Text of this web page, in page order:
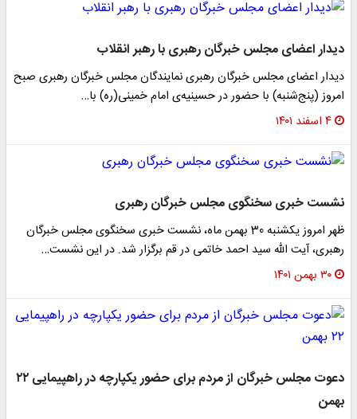
دیدار اعضای مجلس خبرگان رهبری با رهبر انقلاب
دیدار اعضای مجلس خبرگان رهبری نمایندگان مجلس خبرگان رهبری صبح
امروز (پنج‌شنبه) با حضور در حسینیه‌ی امام خمینی(ره) با…
۴ اسفند ۱۴۰۱
نشست خبری سخنگوی مجلس خبرگان رهبری
ظهر امروز یکشنبه 30 بهمن ماه، نشست خبری سخنگوی مجلس خبرگان
رهبری، آیت الله سید احمد خاتمی در قم برگزار شد. در این نشست…
۳۰ بهمن ۱۴۰۱
دعوت مجلس خبرگان از مردم برای حضور یکپارچه در راهپیمایی ۲۲
بهمن